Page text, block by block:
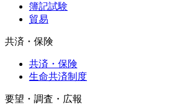
簿記試験
貿易
共済・保険
共済・保険
生命共済制度
要望・調査・広報